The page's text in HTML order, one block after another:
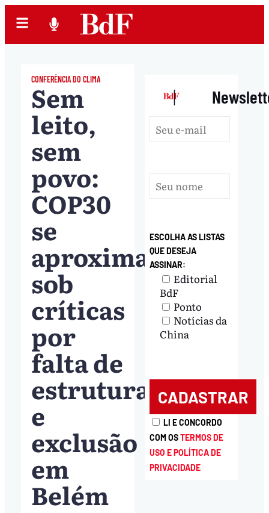
CONFERÊNCIA DO CLIMA
Sem
leito,
sem
povo:
COP30
se
aproxima
sob
críticas
por
falta de
estrutura
e
exclusão
em
Belém
|
ESCOLHA AS LISTAS
QUE DESEJA
ASSINAR:
Editorial
BdF
Ponto
Notícias da
China
LI E CONCORDO
COM OSTERMOS DE
USO E POLÍTICA DE
PRIVACIDADE